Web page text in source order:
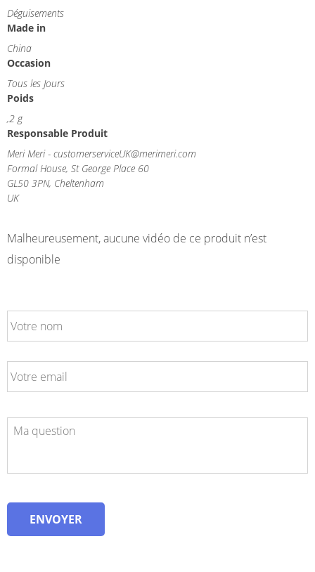
Déguisements
Made in
China
Occasion
Tous les Jours
Poids
,2 g
Responsable Produit
Meri Meri - customerserviceUK@merimeri.com
Formal House, St George Place 60
GL50 3PN, Cheltenham
UK
Malheureusement, aucune vidéo de ce produit n’est
disponible
VOTRE
NOM
VOTRE
EMAIL
ENVOYER